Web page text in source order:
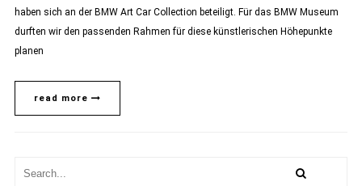
haben sich an der BMW Art Car Collection beteiligt. Für das BMW Museum
durften wir den passenden Rahmen für diese künstlerischen Höhepunkte
planen
read more